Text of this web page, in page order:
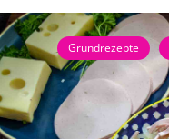
Grundrezepte